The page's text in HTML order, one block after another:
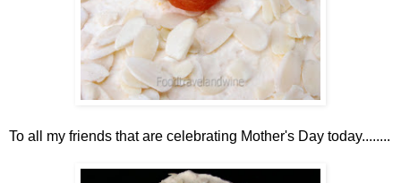
To all my friends that are celebrating Mother's Day today........